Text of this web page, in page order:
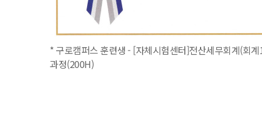
* 구로캠퍼스 훈련생 - [자체시험센터]전산세무회계(회
과정(200H)